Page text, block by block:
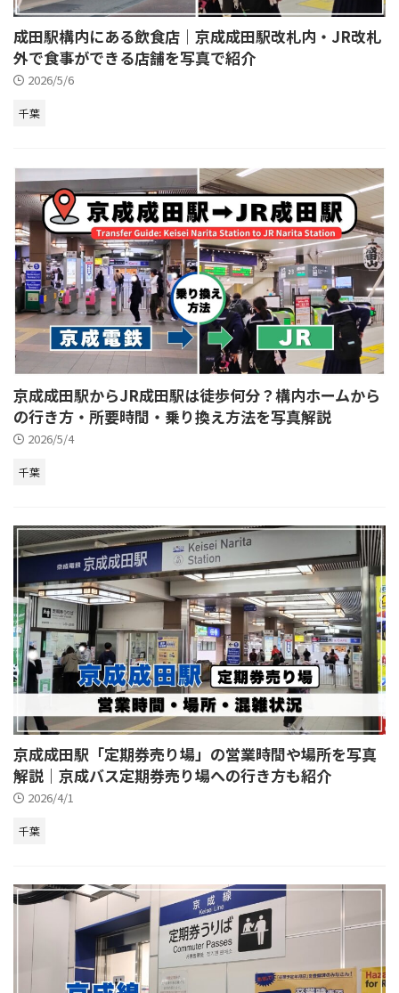
成田駅構内にある飲食店｜京成成田駅改札内・JR改札
外で食事ができる店舗を写真で紹介
2026/5/6
千葉
京成成田駅からJR成田駅は徒歩何分？構内ホームから
の行き方・所要時間・乗り換え方法を写真解説
2026/5/4
千葉
京成成田駅「定期券売り場」の営業時間や場所を写真
解説｜京成バス定期券売り場への行き方も紹介
2026/4/1
千葉